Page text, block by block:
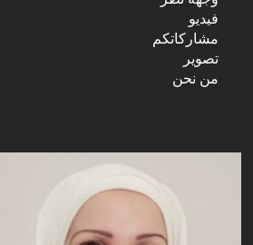
فيديو
مشاركاتكم
تصوير
من نحن